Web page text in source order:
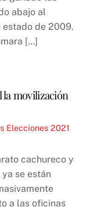
abajo al
de 2009.
[…]
movilización
Elecciones 2021
cachureco y
se están
a las oficinas